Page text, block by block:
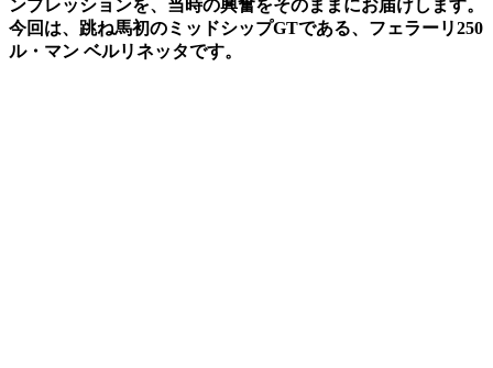
ンプレッションを、当時の興奮をそのままにお届けします。
今回は、跳ね馬初のミッドシップGTである、フェラーリ250
ル・マン ベルリネッタです。